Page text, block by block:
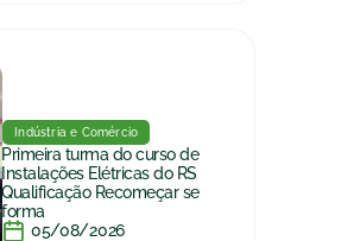
Indústria e Comércio
Primeira turma do curso de
Instalações Elétricas do RS
Qualificação Recomeçar se
forma
05/08/2026